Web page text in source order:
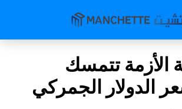
الأزمة تتمسك
الدولار الجمركي